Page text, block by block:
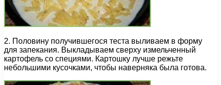
2. Половину получившегося теста выливаем в форму
для запекания. Выкладываем сверху измельченный
картофель со специями. Картошку лучше режьте
небольшими кусочками, чтобы наверняка была готова.